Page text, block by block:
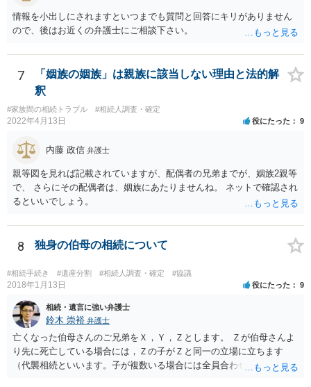
しどころ）としては，譲歩することを甘受しなければならないかもし
れません。
情報を小出しにされますといつまでも質問と回答にキリがありません
ので、後はお近くの弁護士にご相談下さい。
7
「姻族の姻族」は親族に該当しない理由と法的解
釈
#家族間の相続トラブル #相続人調査・確定
2022年4月13日 役にたった 9
内藤 政信 弁護士
親等図を見れば記載されていますが、配偶者の兄弟までが、姻族2親等
で、 さらにその配偶者は、姻族にあたりませんね。 ネットで確認され
るといいでしょう。
8 独身の伯母の相続について
#相続手続き #遺産分割 #相続人調査・確定 #協議
2018年1月13日 役にたった 9
相続・遺言に強い弁護士
鈴木 崇裕 弁護士
亡くなった伯母さんのご兄弟をＸ，Ｙ，Ｚとします。 Ｚが伯母さんよ
り先に死亡している場合には，Ｚの子がＺと同一の立場に立ちます
（代襲相続といいます。子が複数いる場合には全員合わせてＺと同一